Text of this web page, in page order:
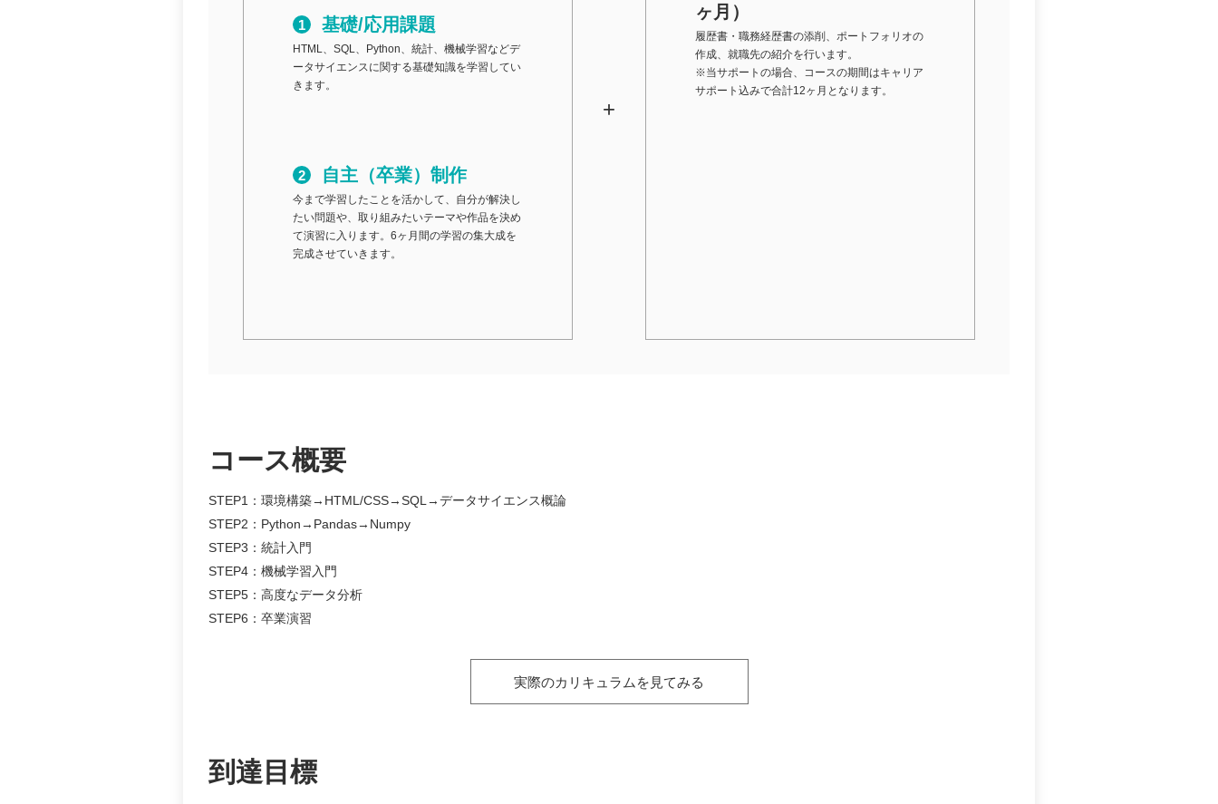
基礎/応用課題
HTML、SQL、Python、統計、機械学習などデ
ータサイエンスに関する基礎知識を学習してい
きます。
自主（卒業）制作
今まで学習したことを活かして、自分が解決し
たい問題や、取り組みたいテーマや作品を決め
て演習に入ります。6ヶ月間の学習の集大成を
完成させていきます。
ヶ月）
履歴書・職務経歴書の添削、ポートフォリオの
作成、就職先の紹介を行います。
※当サポートの場合、コースの期間はキャリア
サポート込みで合計12ヶ月となります。
コース概要
STEP1：環境構築→HTML/CSS→SQL→データサイエンス概論
STEP2：Python→Pandas→Numpy
STEP3：統計入門
STEP4：機械学習入門
STEP5：高度なデータ分析
STEP6：卒業演習
実際のカリキュラムを見てみる
到達目標